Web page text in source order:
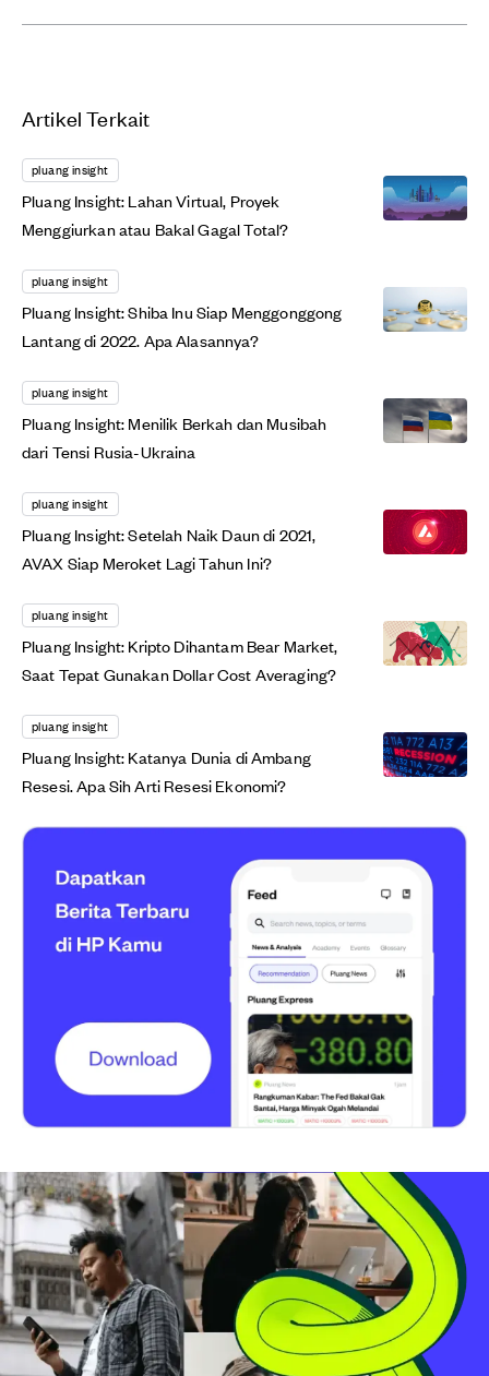
Artikel Terkait
pluang insight
Pluang Insight: Lahan Virtual, Proyek
Menggiurkan atau Bakal Gagal Total?
pluang insight
Pluang Insight: Shiba Inu Siap Menggonggong
Lantang di 2022. Apa Alasannya?
pluang insight
Pluang Insight: Menilik Berkah dan Musibah
dari Tensi Rusia-Ukraina
pluang insight
Pluang Insight: Setelah Naik Daun di 2021,
AVAX Siap Meroket Lagi Tahun Ini?
pluang insight
Pluang Insight: Kripto Dihantam Bear Market,
Saat Tepat Gunakan Dollar Cost Averaging?
pluang insight
Pluang Insight: Katanya Dunia di Ambang
Resesi. Apa Sih Arti Resesi Ekonomi?